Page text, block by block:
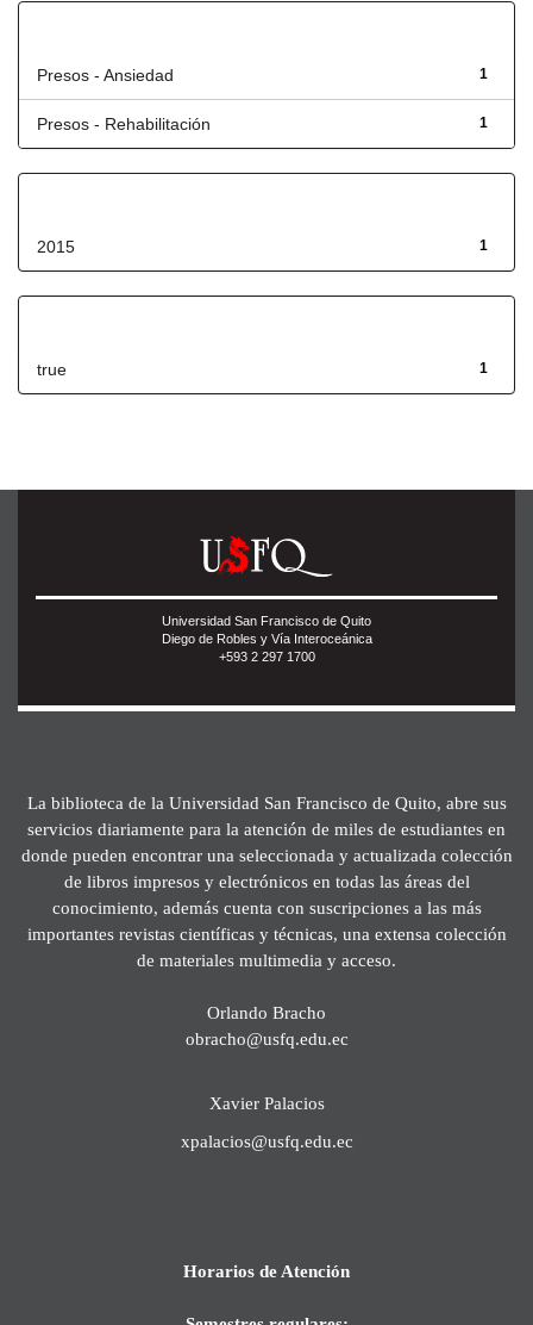
1
Presos - Ansiedad
1
Presos - Rehabilitación
1
2015
1
true
Universidad San Francisco de Quito
Diego de Robles y Vía Interoceánica
+593 2 297 1700
La biblioteca de la Universidad San Francisco de Quito, abre sus
servicios diariamente para la atención de miles de estudiantes en
donde pueden encontrar una seleccionada y actualizada colección
de libros impresos y electrónicos en todas las áreas del
conocimiento, además cuenta con suscripciones a las más
importantes revistas científicas y técnicas, una extensa colección
de materiales multimedia y acceso.
Orlando Bracho
obracho@usfq.edu.ec
Xavier Palacios
xpalacios@usfq.edu.ec
Horarios de Atención